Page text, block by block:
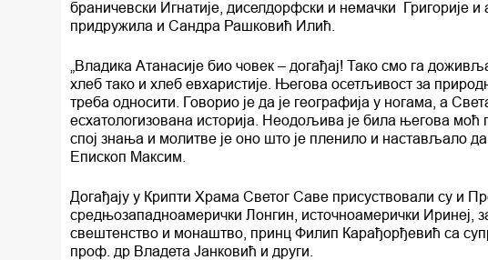
браничевски Игнатије, диселдорфски и немачки Григорије
придружила и Сандра Рашковић Илић.
„Владика Атанасије био човек – догађај! Тако смо га
хлеб тако и хлеб евхаристије. Његова осетљивост за
треба односити. Говорио је да је географија у ногама, а
есхатологизована историја. Неодољива је била његова моћ
спој знања и молитве је оно што је пленило и настављало
Епископ Максим.
Догађају у Крипти Храма Светог Саве присуствовали су и
средњозападноамерички Лонгин, источноамерички Иринеј,
свештенство и монаштво, принц Филип Карађорђевић са
проф. др Владета Јанковић и други.